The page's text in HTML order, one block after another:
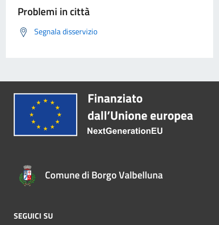
Problemi in città
Segnala disservizio
Comune di Borgo Valbelluna
SEGUICI SU